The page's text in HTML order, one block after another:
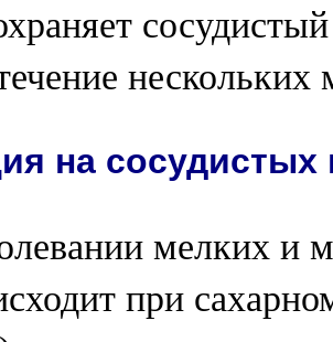
на сосудистых
мелких и
при